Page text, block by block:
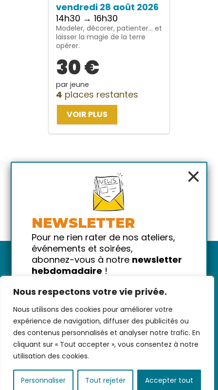
Nous respectons votre vie privée.
Nous utilisons des cookies pour améliorer votre
expérience de navigation, diffuser des publicités ou
des contenus personnalisés et analyser notre trafic. En
cliquant sur « Tout accepter », vous consentez à notre
utilisation des cookies.
Personnaliser Tout rejeter Accepter tout
vendredi 28 août 2026
14h30 → 16h30
Modeler, décorer, patienter… et
laisser la magie de la terre
opérer.
30 €
par jeune
4 places restantes
VOIR PLUS
Nous contacter- CGV/CGU-Données
personnelles-Infos pratiques- FAQ
×
NEWSLETTER
Pour ne rien rater de nos ateliers,
événements et soirées,
abonnez-vous à notre newsletter
hebdomadaire !
!
Votre email